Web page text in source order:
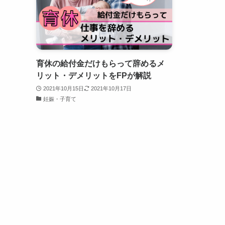
育休の給付金だけもらって辞めるメ
リット・デメリットをFPが解説
2021年10月15日
2021年10月17日
妊娠・子育て